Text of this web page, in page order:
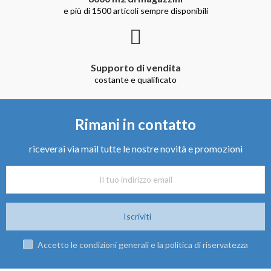
e più di 1500 articoli sempre disponibili
Supporto di vendita
costante e qualificato
Rimani in contatto
riceverai via mail tutte le nostre novità e promozioni
Iscriviti
Accetto le condizioni generali e la politica di riservatezza